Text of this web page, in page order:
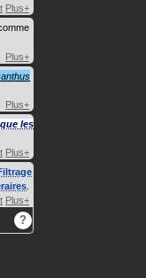
Plus+
Plus+
Plus+
les
Plus+
Plus+
?